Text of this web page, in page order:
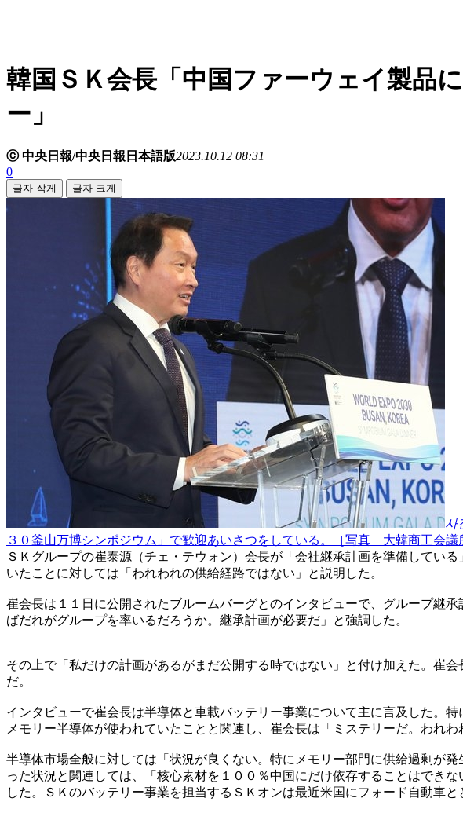
韓国ＳＫ会長「中国ファーウェイ製品
ー」
ⓒ 中央日報/中央日報日本語版2023.10.12 08:31
0
글자 작게 글자 크게
사
３０釜山万博シンポジウム」で歓迎あいさつをしている。［写真 大韓商工会議
ＳＫグループの崔泰源（チェ・テウォン）会長が「会社継承計画を準備してい
いたことに対しては「われわれの供給経路ではない」と説明した。
崔会長は１１日に公開されたブルームバーグとのインタビューで、グループ継
ばだれがグループを率いるだろうか。継承計画が必要だ」と強調した。
その上で「私だけの計画があるがまだ公開する時ではない」と付け加えた。崔
だ。
インタビューで崔会長は半導体と車載バッテリー事業について主に言及した。
メモリー半導体が使われていたことと関連し、崔会長は「ミステリーだ。われわ
半導体市場全般に対しては「状況が良くない。特にメモリー部門に供給過剰が
った状況と関連しては、「核心素材を１００％中国にだけ依存することはでき
した。ＳＫのバッテリー事業を担当するＳＫオンは最近米国にフォード自動車